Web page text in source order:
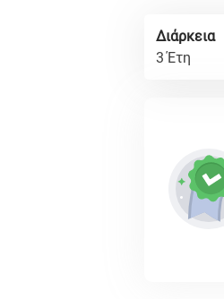
Διάρκεια
3 Έτη